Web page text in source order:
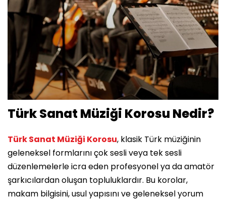
Türk Sanat Müziği Korosu Nedir?
Türk Sanat Müziği Korosu, klasik Türk müziğinin
geleneksel formlarını çok sesli veya tek sesli
düzenlemelerle icra eden profesyonel ya da amatör
şarkıcılardan oluşan topluluklardır. Bu korolar,
makam bilgisini, usul yapısını ve geleneksel yorum